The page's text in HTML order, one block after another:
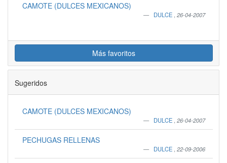
CAMOTE (DULCES MEXICANOS)
DULCE 26-04-2007
Más favoritos
Sugeridos
CAMOTE (DULCES MEXICANOS)
DULCE 26-04-2007
PECHUGAS RELLENAS
DULCE 22-09-2006